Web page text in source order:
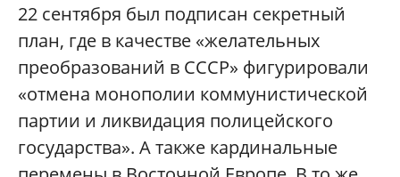
22 сентября был подписан секретный
план, где в качестве «желательных
преобразований в СССР» фигурировали
«отмена монополии коммунистической
партии и ликвидация полицейского
государства». А также кардинальные